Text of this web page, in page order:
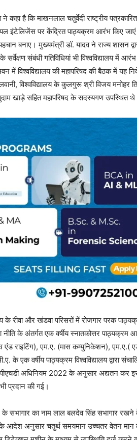
कहा है कि माखनलाल चतुर्वेदी राष्ट्रीय
इंटेलिजेंस पर केंद्रित पाठ्यक्रम आरंभ किए जाएं
बनाए। मुख्यमंत्री डॉ. यादव ने राज्य शासन
संबंधी गतिविधियां भी विश्वविद्यालय में
में विश्वविद्यालय की महापरिषद की बैठक में यह
विश्वविद्यालय के कुलगुरू श्री विजय मनोहर
खाड़े सहित महापरिषद के सदस्यगण उपस्थित
के रीवा और खंडवा परिसरों में रोजगार परक
नीति के अंतर्गत एक वर्षीय स्नातकोत्तर
एंड राइटिंग), एम.ए. (मास कम्युनिकेशन), एम.ए.(
के एक वर्षीय पाठ्यक्रम विश्वविद्यालय द्वारा
पीएचडी अधिनियम 2022 के अनुसार अद्यतन कर
प्रदान की गई।
के सभागार का नाम लाल बलदेव सिंह सभागार
आदेश अनुसार चतुर्थ समयमान उच्चतर वेतन मान